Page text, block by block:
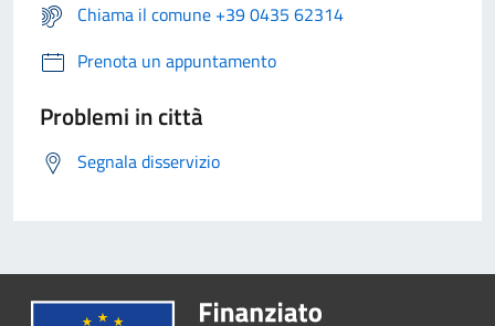
Chiama il comune +39 0435 62314
Prenota un appuntamento
Problemi in città
Segnala disservizio